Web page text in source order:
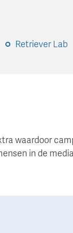
Retriever Lab
waardoor
in de